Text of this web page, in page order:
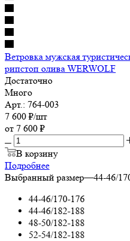
Ветровка мужская
рипстоп олива WERWOLF
Достаточно
Много
Арт.: 764-003
7 600 ₽/шт
от 7 600 ₽
В корзину
Подробнее
Выбранный размер—44-46/
44-46/170-176
44-46/182-188
48-50/182-188
52-54/182-188